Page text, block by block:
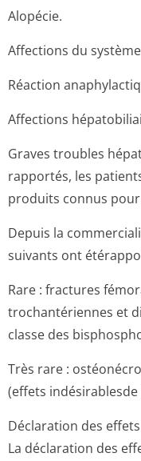
Alopécie.
Affections du
Réaction
Affections
Graves troubles
rapportés, les
produits connus
Depuis la
suivants ont
Rare : fractures
trochantériennes et
classe des
Très rare :
(effets
Déclaration des
La déclaration des